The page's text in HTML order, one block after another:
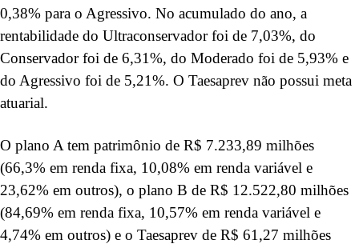
0,38% para o Agressivo. No acumulado do ano, a
rentabilidade do Ultraconservador foi de 7,03%, do
Conservador foi de 6,31%, do Moderado foi de 5,93% e
do Agressivo foi de 5,21%. O Taesaprev não possui meta
atuarial.
O plano A tem patrimônio de R$ 7.233,89 milhões
(66,3% em renda fixa, 10,08% em renda variável e
23,62% em outros), o plano B de R$ 12.522,80 milhões
(84,69% em renda fixa, 10,57% em renda variável e
4,74% em outros) e o Taesaprev de R$ 61,27 milhões